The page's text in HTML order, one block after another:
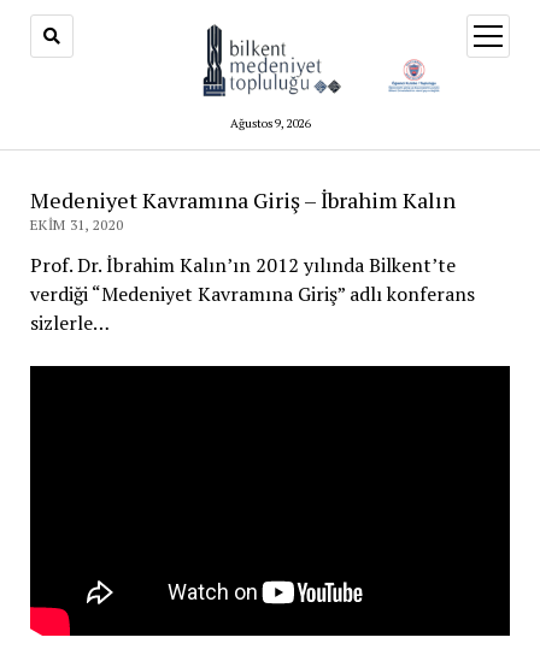
Ağustos 9, 2026
aç
Medeniyet Kavramına Giriş – İbrahim Kalın
EKIM 31, 2020
Prof. Dr. İbrahim Kalın’ın 2012 yılında Bilkent’te
verdiği “Medeniyet Kavramına Giriş” adlı konferans
sizlerle…